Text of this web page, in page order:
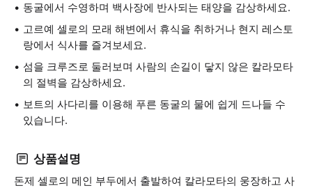
동굴에서 수영하며 백사장에 반사되는 태양을 감상하세요.
고르예 셀로의 모래 해변에서 휴식을 취하거나 현지 레스토
랑에서 식사를 즐겨보세요.
섬을 크루즈로 둘러보며 사람의 손길이 닿지 않은 칼라모타
의 절벽을 감상하세요.
보트의 사다리를 이용해 푸른 동굴의 물에 쉽게 드나들 수
있습니다.
상품설명
돈제 셀로의 메인 부두에서 출발하여 칼라모타의 웅장하고 사